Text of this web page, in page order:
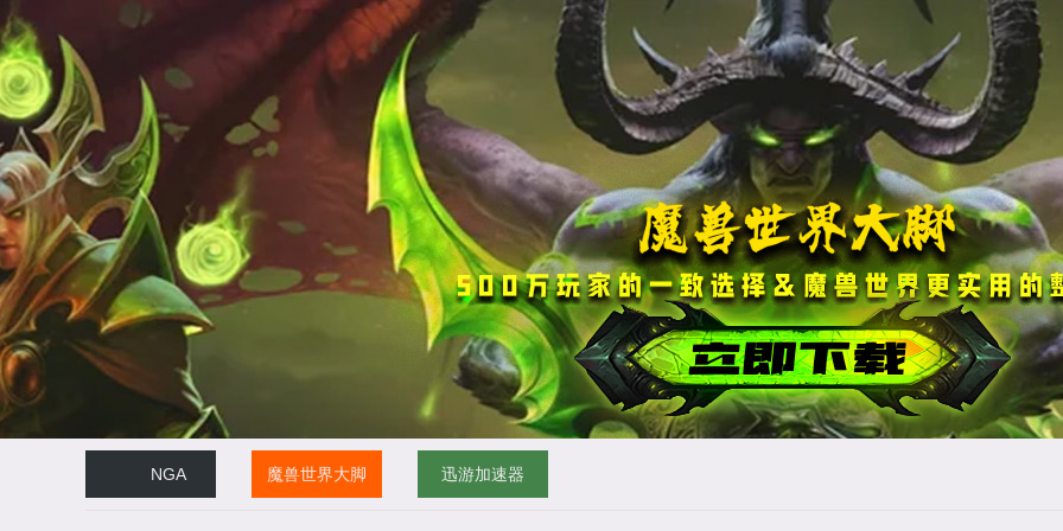
NGA 魔兽世界大脚 迅游加速器